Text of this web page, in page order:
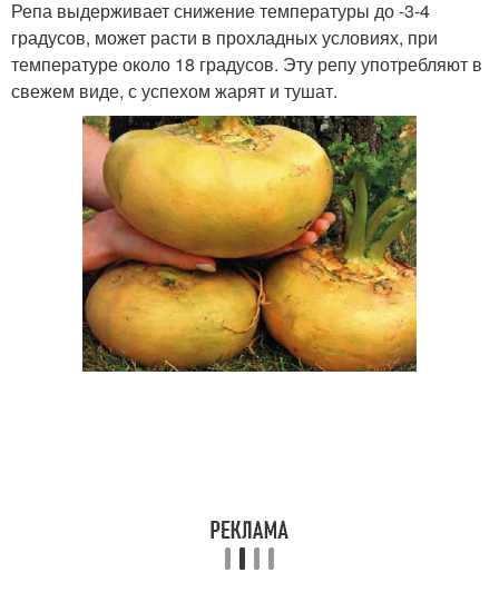
Репа выдерживает снижение температуры до -3-4
градусов, может расти в прохладных условиях, при
температуре около 18 градусов. Эту репу употребляют в
свежем виде, с успехом жарят и тушат.